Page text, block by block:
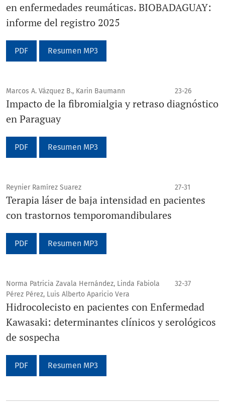
en enfermedades reumáticas. BIOBADAGUAY:
informe del registro 2025
PDF Resumen MP3
Marcos A. Vázquez B., Karin Baumann 23-26
Impacto de la fibromialgia y retraso diagnóstico
en Paraguay
PDF Resumen MP3
Reynier Ramírez Suarez 27-31
Terapia láser de baja intensidad en pacientes
con trastornos temporomandibulares
PDF Resumen MP3
Norma Patricia Zavala Hernández, Linda Fabiola
Pérez Pérez, Luis Alberto Aparicio Vera
32-37
Hidrocolecisto en pacientes con Enfermedad
Kawasaki: determinantes clínicos y serológicos
de sospecha
PDF Resumen MP3